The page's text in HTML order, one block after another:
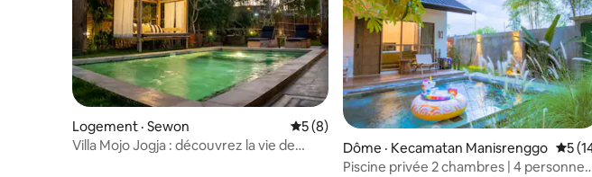
Logement · Sewon Note moyenne de 5 sur 5, 8 commentaires
5 (8)
Villa Mojo Jogja : découvrez la vie de
Dôme · Kecamatan Manisrenggo Note
5
Piscine privée 2 chambres | 4 personnes